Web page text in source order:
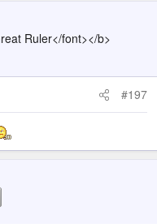
Ruler</font></b>
#197